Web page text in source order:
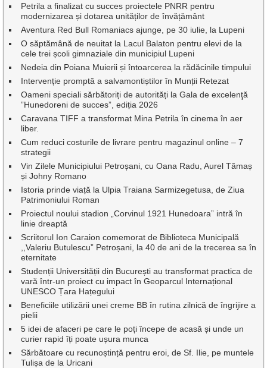
Petrila a finalizat cu succes proiectele PNRR pentru
modernizarea și dotarea unităților de învățământ
Aventura Red Bull Romaniacs ajunge, pe 30 iulie, la Lupeni
O săptămână de neuitat la Lacul Balaton pentru elevi de la
cele trei școli gimnaziale din municipiul Lupeni
Nedeia din Poiana Muierii și întoarcerea la rădăcinile timpului
Intervenție promptă a salvamontiștilor în Munții Retezat
Oameni speciali sărbătoriți de autorități la Gala de excelenţă
”Hunedoreni de succes”, ediția 2026
Caravana TIFF a transformat Mina Petrila în cinema în aer
liber.
Cum reduci costurile de livrare pentru magazinul online – 7
strategii
Vin Zilele Municipiului Petroșani, cu Oana Radu, Aurel Tămaș
și Johny Romano
Istoria prinde viață la Ulpia Traiana Sarmizegetusa, de Ziua
Patrimoniului Roman
Proiectul noului stadion „Corvinul 1921 Hunedoara” intră în
linie dreaptă
Scriitorul Ion Caraion comemorat de Biblioteca Municipală
,,Valeriu Butulescu” Petroșani, la 40 de ani de la trecerea sa în
eternitate
Studenții Universității din București au transformat practica de
vară într-un proiect cu impact în Geoparcul Internațional
UNESCO Țara Hațegului
Beneficiile utilizării unei creme BB în rutina zilnică de îngrijire a
pielii
5 idei de afaceri pe care le poți începe de acasă și unde un
curier rapid îți poate ușura munca
Sărbătoare cu recunoștință pentru eroi, de Sf. Ilie, pe muntele
Tulișa de la Uricani